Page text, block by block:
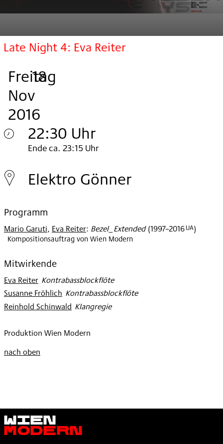
Late Night 4: Eva Reiter
Freitag
, 18
.
Nov
2016
.
22:30 Uhr
Freitag
18.
Nov
2016
Ende ca. 23:15 Uhr
Elektro Gönner
Programm
Mario Garuti, Eva Reiter: Bezel_Extended (1997–2016UA)
Kompositionsauftrag von Wien Modern
Mitwirkende
Eva Reiter
: Kontrabassblockflöte
Susanne Fröhlich: Kontrabassblockflöte
Reinhold Schinwald: Klangregie
Produktion Wien Modern
nach oben
Wien
Modern